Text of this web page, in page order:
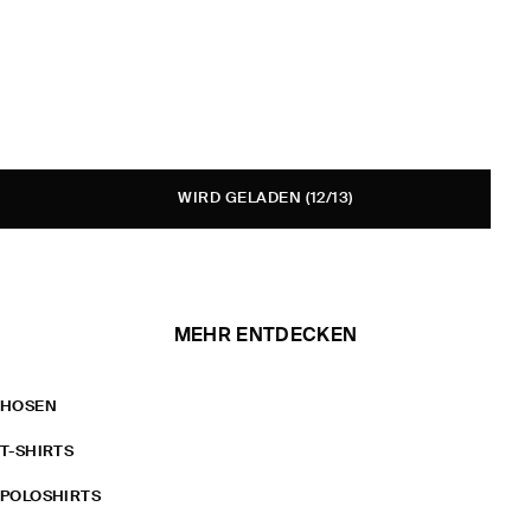
WIRD GELADEN (12/13)
MEHR ENTDECKEN
HOSEN
T-SHIRTS
POLOSHIRTS